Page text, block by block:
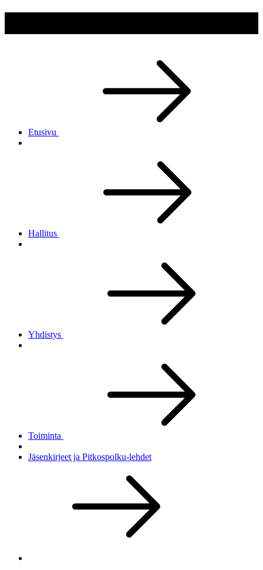
Etusivu
Hallitus
Yhdistys
Toiminta
Jäsenkirjeet ja Pitkospolku-lehdet